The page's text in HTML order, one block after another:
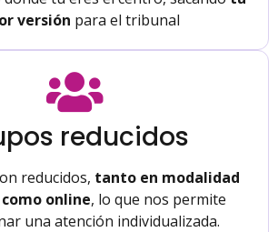
versión para el tribunal
reducidos
reducidos, tanto en modalidad
online, lo que nos permite
una atención individualizada.